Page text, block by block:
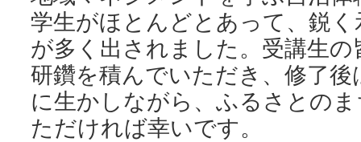
学生がほとんどとあって、鋭
が多く出されました。受講生
研鑽を積んでいただき、修了
に生かしながら、ふるさとの
ただければ幸いです。